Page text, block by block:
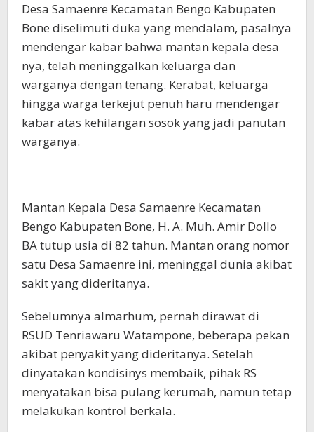
Desa Samaenre Kecamatan Bengo Kabupaten
Bone diselimuti duka yang mendalam, pasalnya
mendengar kabar bahwa mantan kepala desa
nya, telah meninggalkan keluarga dan
warganya dengan tenang. Kerabat, keluarga
hingga warga terkejut penuh haru mendengar
kabar atas kehilangan sosok yang jadi panutan
warganya.
Mantan Kepala Desa Samaenre Kecamatan
Bengo Kabupaten Bone, H. A. Muh. Amir Dollo
BA tutup usia di 82 tahun. Mantan orang nomor
satu Desa Samaenre ini, meninggal dunia akibat
sakit yang dideritanya.
Sebelumnya almarhum, pernah dirawat di
RSUD Tenriawaru Watampone, beberapa pekan
akibat penyakit yang dideritanya. Setelah
dinyatakan kondisinys membaik, pihak RS
menyatakan bisa pulang kerumah, namun tetap
melakukan kontrol berkala.